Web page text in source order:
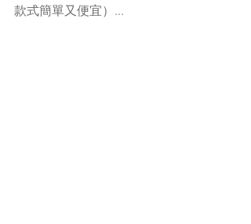
款式簡單又便宜）...